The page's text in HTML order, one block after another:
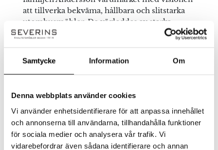
Samtycke Information Om
Denna webbplats använder cookies
Vi använder enhetsidentifierare för att anpassa innehållet
och annonserna till användarna, tillhandahålla funktioner
för sociala medier och analysera vår trafik. Vi
vidarebefordrar även sådana identifierare och annan
att tillverka bekväma, hållbara och slitstarka
utomhusmöbler. De vägleddes av starka
värderingar och ett engagemang för att göra
och arbetar fortfarande efter övertygelsen att
livet är härligare utomhus. Från den välkända
idag en av Skandinaviens största tillverkare av
trädgårdsmöbler. Med stolta traditioner
fortsätter vi att möta de utmaningar som
utomhussäsongerna ställer på utemöbler
de arbetar ständigt med att förbättra funktion,